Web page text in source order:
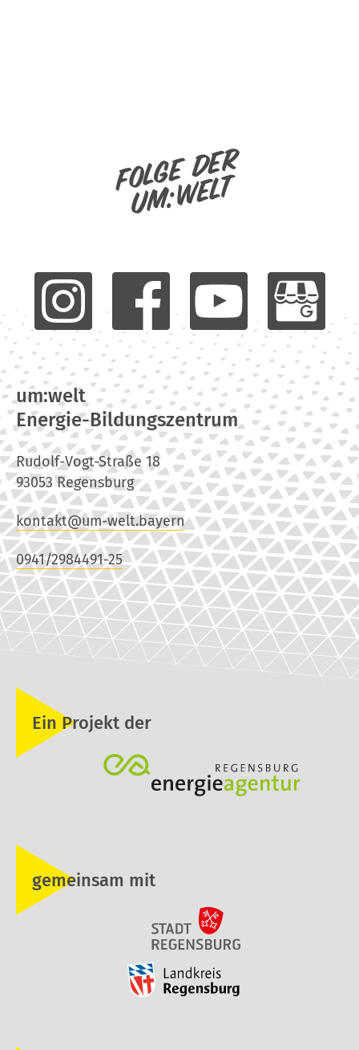
Folge der
um:welt
um:welt
Energie-Bildungszentrum
Rudolf-Vogt-Straße 18
93053 Regensburg
kontakt@um-welt.bayern
0941/2984491-25
Ein Projekt der
gemeinsam mit